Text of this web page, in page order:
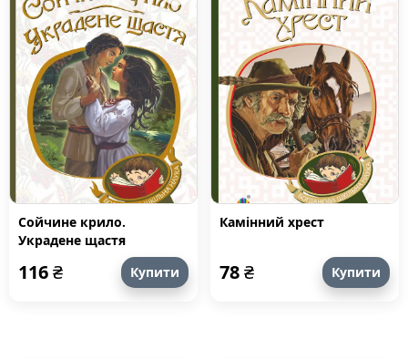
Сойчине крило.
Украдене щастя
116₴ Купити
Камінний хрест
78₴ Купити